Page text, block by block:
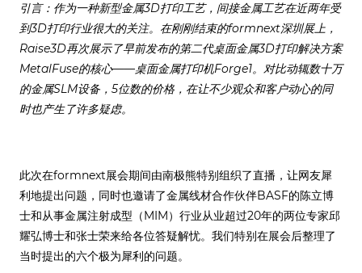
关于我们
引言：作为一种新型金属3D打印工艺，间接金属工艺在近两年受
到3D打印行业很大的关注。在刚刚结束的formnext深圳展上，
Raise3D再次展示了早前发布的第二代桌面金属3D打印解决方案
MetalFuse的核心——桌面金属打印机Forge1。对比动辄数十万
的金属SLM设备，5位数的价格，在让不少观众和客户动心的同
时也产生了许多疑虑。
此次在formnext展会期间由南极熊特别组织了直播，让网友犀
利地提出问题，同时也邀请了金属线材合作伙伴BASF的陈立博
士和从事金属注射成型（MIM）行业从业超过20年的两位专家邱
耀弘博士和张士荣来给各位答疑解忧。我们特别在展会后整理了
当时提出的六个极为犀利的问题。